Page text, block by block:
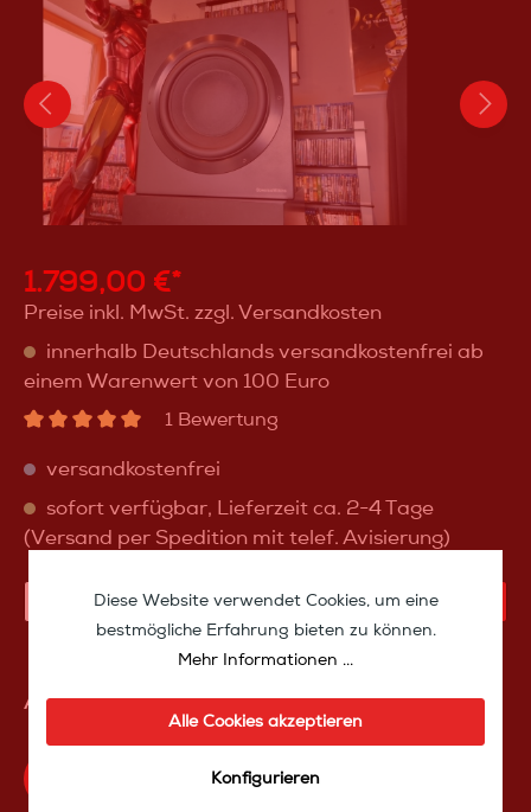
1.799,00 €*
Preise inkl. MwSt. zzgl. Versandkosten
innerhalb Deutschlands versandkostenfrei ab
einem Warenwert von 100 Euro
1 Bewertung
versandkostenfrei
sofort verfügbar, Lieferzeit ca. 2-4 Tage
(Versand per Spedition mit telef. Avisierung)
IN DEN WARENKORB
Artikelnummer:bwctsw15
Produktfrage an das TakeoffMedia24 Team
Diese Website verwendet Cookies, um eine
bestmögliche Erfahrung bieten zu können.
Mehr Informationen ...
Alle Cookies akzeptieren
Konfigurieren